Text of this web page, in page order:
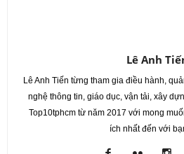
Lê Anh
Lê Anh Tiến từng tham gia điều hành,
nghệ thông tin, giáo dục, vận tải, xây
Top10tphcm từ năm 2017 với mong
ích nhất đến với